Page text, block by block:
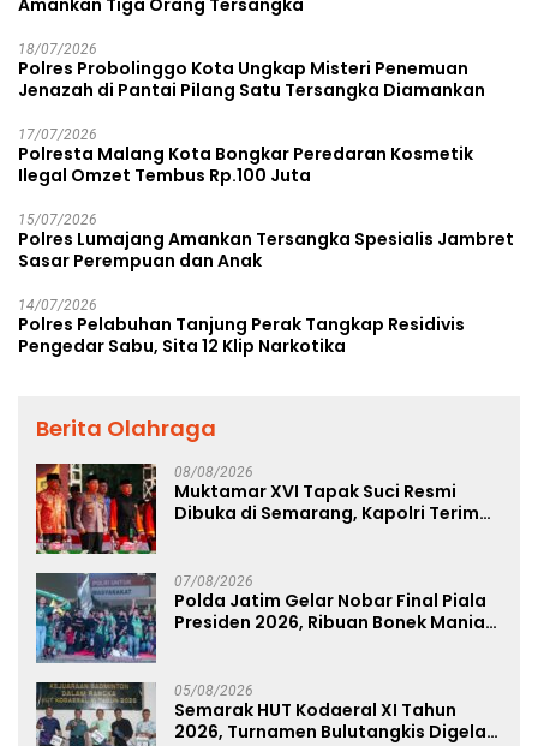
Amankan Tiga Orang Tersangka
18/07/2026
Polres Probolinggo Kota Ungkap Misteri Penemuan
Jenazah di Pantai Pilang Satu Tersangka Diamankan
17/07/2026
Polresta Malang Kota Bongkar Peredaran Kosmetik
Ilegal Omzet Tembus Rp.100 Juta
15/07/2026
Polres Lumajang Amankan Tersangka Spesialis Jambret
Sasar Perempuan dan Anak
14/07/2026
Polres Pelabuhan Tanjung Perak Tangkap Residivis
Pengedar Sabu, Sita 12 Klip Narkotika
Berita Olahraga
08/08/2026
Muktamar XVI Tapak Suci Resmi
Dibuka di Semarang, Kapolri Terima
07/08/2026
Polda Jatim Gelar Nobar Final Piala
Presiden 2026, Ribuan Bonek Mania
05/08/2026
Semarak HUT Kodaeral XI Tahun
2026, Turnamen Bulutangkis Digelar